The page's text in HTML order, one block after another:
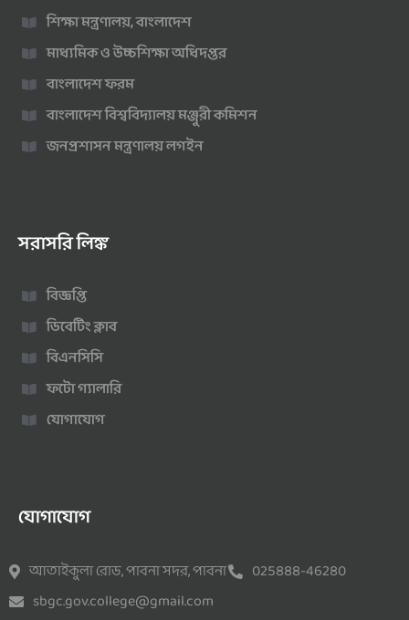
শিক্ষা মন্ত্রণালয়, বাংলাদেশ
মাধ্যমিক ও উচ্চশিক্ষা অধিদপ্তর
বাংলাদেশ ফরম
বাংলাদেশ বিশ্ববিদ্যালয় মঞ্জুরী কমিশন
জনপ্রশাসন মন্ত্রণালয় লগইন
সরাসরি লিঙ্ক
বিজ্ঞপ্তি
ডিবেটিং ক্লাব
বিএনসিসি
ফটো গ্যালারি
যোগাযোগ
যোগাযোগ
আতাইকুলা রোড, পাবনা সদর, পাবনা
025888-46280
sbgc.gov.college@gmail.com